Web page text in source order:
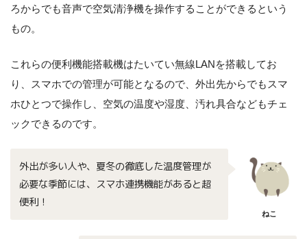
ろからでも音声で空気清浄機を操作することができるという
もの。
これらの便利機能搭載機はたいてい無線LANを搭載してお
り、スマホでの管理が可能となるので、外出先からでもスマ
ホひとつで操作し、空気の温度や湿度、汚れ具合などもチェ
ックできるのです。
外出が多い人や、夏冬の徹底した温度管理が
必要な季節には、スマホ連携機能があると超
便利！
ねこ